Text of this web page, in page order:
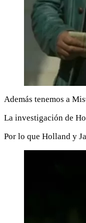
Además tenemos a
La investigación de
Por lo que Holland y